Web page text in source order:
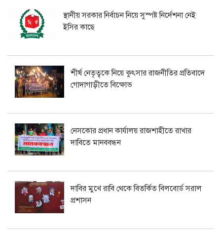
স্থানীয় সরকার নির্বাচন নিয়ে সুস্পষ্ট নির্দেশনা নেই
ইসির কাছে
শীর্ষ নেতৃত্বকে নিয়ে কুৎসার রাজনীতির প্রতিবাদে
গোদাগাড়ীতে বিক্ষোভ
নেসকোর প্রধান কার্যালয় রাজশাহীতে রাখার
দাবিতে মানববন্ধন
দাবির মুখে রাবি থেকে বিতর্কিত বিলবোর্ড সরাল
প্রশাসন